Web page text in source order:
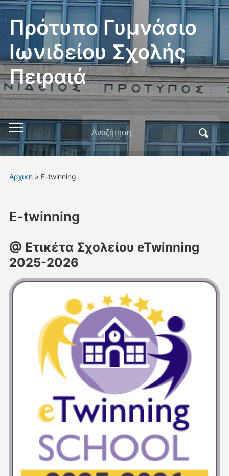
Πρότυπο Γυμνάσιο
Ιωνιδείου Σχολής
Πειραιά
Εναλλαγή
του
μενού
για
Αναζήτηση
για:
Αρχική» E-twinning
E-twinning
@ Ετικέτα Σχολείου eTwinning
2025-2026